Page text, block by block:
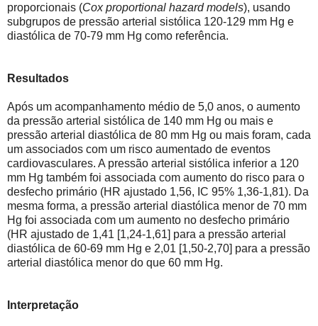
proporcionais (Cox proportional hazard models), usando
subgrupos de pressão arterial sistólica 120-129 mm Hg e
diastólica de 70-79 mm Hg como referência.
Resultados
Após um acompanhamento médio de 5,0 anos, o aumento
da pressão arterial sistólica de 140 mm Hg ou mais e
pressão arterial diastólica de 80 mm Hg ou mais foram, cada
um associados com um risco aumentado de eventos
cardiovasculares. A pressão arterial sistólica inferior a 120
mm Hg também foi associada com aumento do risco para o
desfecho primário (HR ajustado 1,56, IC 95% 1,36-1,81). Da
mesma forma, a pressão arterial diastólica menor de 70 mm
Hg foi associada com um aumento no desfecho primário
(HR ajustado de 1,41 [1,24-1,61] para a pressão arterial
diastólica de 60-69 mm Hg e 2,01 [1,50-2,70] para a pressão
arterial diastólica menor do que 60 mm Hg.
Interpretação